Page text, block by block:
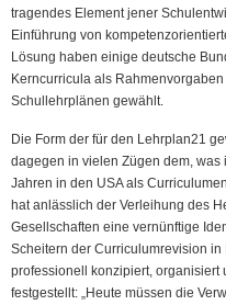
tragendes Element jener
Einführung von
Lösung haben einige deutsche
Kerncurricula als
Schullehrplänen gewählt.
Die Form der für den Lehrplan21
dagegen in vielen Zügen dem,
Jahren in den USA als
hat anlässlich der Verleihung des
Gesellschaften eine vernünftige
Scheitern der Curriculumrevision
professionell konzipiert, organisiert
festgestellt: „Heute müssen die